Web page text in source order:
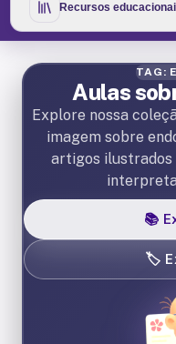
Recursos
TAG:
Aulas
Explore nossa
imagem sobre
artigos ilustrados
📚
🏷️